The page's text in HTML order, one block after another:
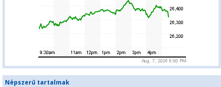
Népszerű tartalmak